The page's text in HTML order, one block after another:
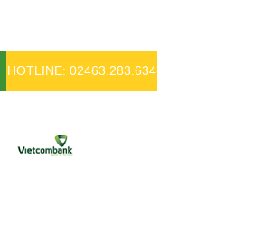
HOTLINE: 02463.283.634